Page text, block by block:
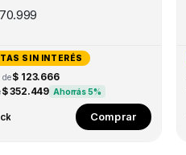
SIN INTERÉS
$ 123.666
$ 352.449 Ahorrás 5%
Comprar